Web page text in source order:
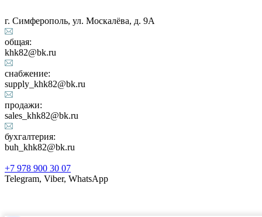
г. Симферополь, ул. Москалёва, д. 9А
общая:
khk82@bk.ru
снабжение:
supply_khk82@bk.ru
продажи:
sales_khk82@bk.ru
бухгалтерия:
buh_khk82@bk.ru
+7 978 900 30 07
Telegram, Viber, WhatsApp